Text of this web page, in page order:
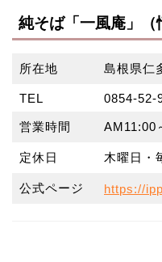
純そば「一風庵」（
所在地 島根県仁
TEL 0854-52-
営業時間 AM11:00
定休日 木曜日・
公式ページ https://